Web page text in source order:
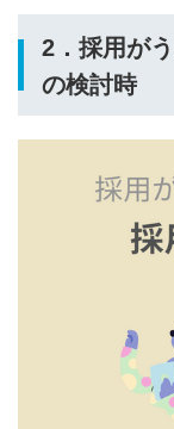
2．採用が
の検討時